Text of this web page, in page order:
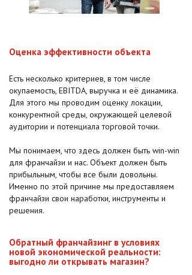
Оценка эффективности объекта
Есть несколько критериев, в том числе
окупаемость, EBITDA, выручка и её динамика.
Для этого мы проводим оценку локации,
конкурентной среды, окружающей целевой
аудитории и потенциала торговой точки.
Мы понимаем, что здесь должен быть win-win
для франчайзи и нас. Объект должен быть
прибыльным, чтобы все были довольны.
Именно по этой причине мы предоставляем
франчайзи свои наработки, инструменты и
решения.
Обратный франчайзинг в условиях
новой экономической реальности:
выгодно ли открывать магазин?